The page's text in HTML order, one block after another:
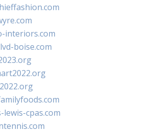
interiors.com
boise.com
lewis-cpas.com